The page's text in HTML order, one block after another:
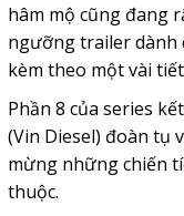
hâm mộ cũng đang
ngưỡng trailer dành
kèm theo một vài
Phần 8 của series
(Vin Diesel) đoàn tụ
mừng những chiến
thuộc.